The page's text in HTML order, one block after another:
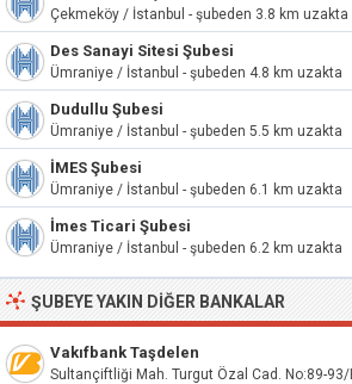
Çekmeköy / İstanbul - şubeden 3.8 km uzakta
Des Sanayi Sitesi Şubesi
Ümraniye / İstanbul - şubeden 4.8 km uzakta
Dudullu Şubesi
Ümraniye / İstanbul - şubeden 5.5 km uzakta
İMES Şubesi
Ümraniye / İstanbul - şubeden 6.1 km uzakta
İmes Ticari Şubesi
Ümraniye / İstanbul - şubeden 6.2 km uzakta
ŞUBEYE YAKIN DIĞER BANKALAR
Vakıfbank Taşdelen
Sultançiftliği Mah. Turgut Özal Cad. No:89-